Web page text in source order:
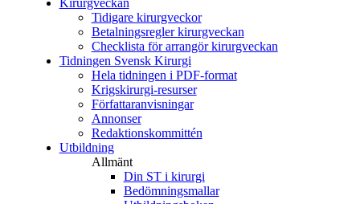
Kirurgveckan
Tidigare kirurgveckor
Betalningsregler kirurgveckan
Checklista för arrangör kirurgveckan
Tidningen Svensk Kirurgi
Hela tidningen i PDF-format
Krigskirurgi-resurser
Författaranvisningar
Annonser
Redaktionskommittén
Utbildning
Allmänt
Din ST i kirurgi
Bedömningsmallar